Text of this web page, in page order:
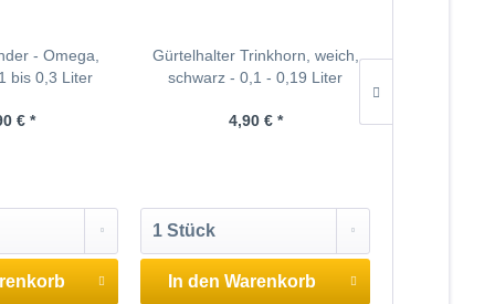
- Omega,
bis 0,3 Liter
€ *
Gürtelhalter Trinkhorn, weich,
schwarz - 0,1 - 0,19 Liter
4,90 € *
In den Warenkorb